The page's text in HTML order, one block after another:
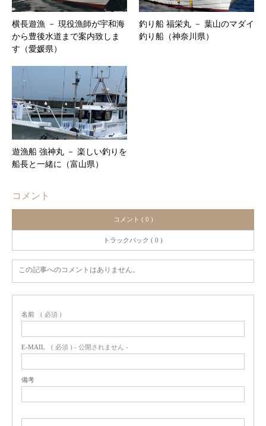
横長遊漁 － 現役漁師が宇和海
から豊後水道まで案内致しま
す（愛媛県）
釣り船 福栄丸 － 葉山のマダイ
釣り船（神奈川県）
遊漁船 強神丸 － 楽しい釣りを
船長と一緒に（富山県）
コメント
コメント ( 0 )
トラックバック ( 0 )
この記事へのコメントはありません。
名前 ( 必須 )
E-MAIL ( 必須 ) - 公開されません -
備考